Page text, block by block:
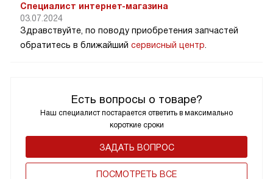
Есть вопросы о товаре?
Наш специалист постарается ответить в максимально
короткие сроки
ЗАДАТЬ ВОПРОС
ПОCМОТРЕТЬ ВСЕ
Специалист интернет-магазина
03.07.2024
Здравствуйте, по поводу приобретения запчастей
обратитесь в ближайший сервисный центр